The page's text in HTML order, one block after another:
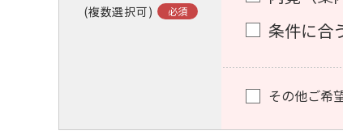
(複数選択可)
条件に合
その他ご希